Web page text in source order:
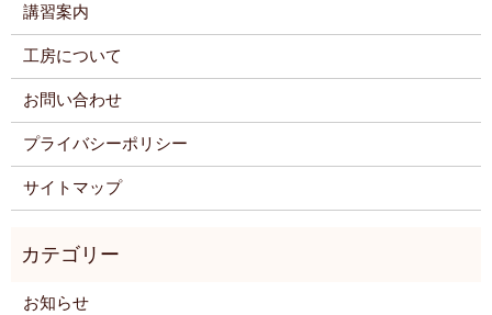
講習案内
工房について
お問い合わせ
プライバシーポリシー
サイトマップ
お知らせ